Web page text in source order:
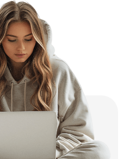
сдаче